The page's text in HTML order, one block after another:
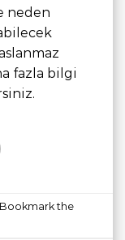
neden
fazla bilgi
. Bookmark the